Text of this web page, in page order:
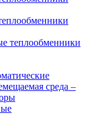
теплообменники
среда –